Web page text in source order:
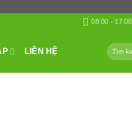
08:00 - 17:00
LIÊN HỆ
Tìm
kiếm: